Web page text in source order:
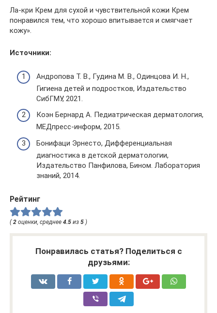
Ла-кри Крем для сухой и чувствительной кожи Крем
понравился тем, что хорошо впитывается и смягчает
кожу».
Источники:
Андропова Т. В., Гудина М. В., Одинцова И. Н.,
Гигиена детей и подростков, Издательство
СибГМУ, 2021.
Коэн Бернард А. Педиатрическая дерматология,
МЕДпресс-информ, 2015.
Бонифаци Эрнесто, Дифференциальная
диагностика в детской дерматологии,
Издательство Панфилова, Бином. Лаборатория
знаний, 2014.
Рейтинг
(2 оценки, среднее 4.5 из 5 )
Понравилась статья? Поделиться с
друзьями: